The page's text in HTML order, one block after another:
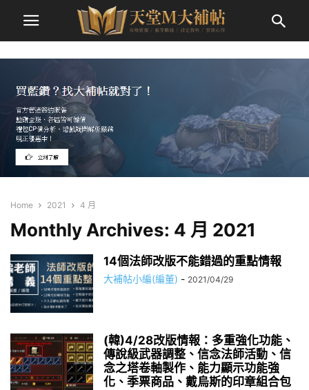
Home 2021 4 月
Monthly Archives: 4 月 2021
14個法師改版不能錯過的重點情報
大補帖小編(編董) - 2021/04/29
(韓)4/28改版情報：多重強化功能、
傳說級武器調整、信念法師活動、信
念之塔卷軸製作、能力顯示功能強
化、季票商品、戴烏斯的印章組合包